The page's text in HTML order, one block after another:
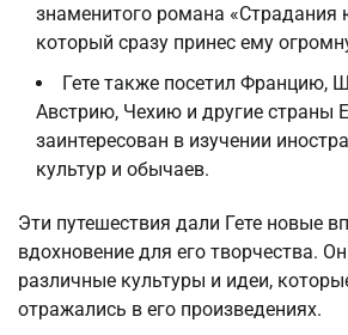
знаменитого романа «Страдания
который сразу принес ему
Гете также посетил Францию,
Австрию, Чехию и другие страны
заинтересован в изучении
культур и обычаев.
Эти путешествия дали Гете новые
вдохновение для его творчества.
различные культуры и идеи,
отражались в его произведениях.